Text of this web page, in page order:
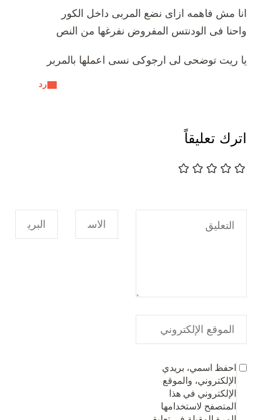
رد
انا مش فاهمه ازاى نضع المربى داخل الكور
واحنا فى الودنتس المفروض نفرغها من النص
يا ريت توضحى لى ارجوكى نسى اعملها بالمربر
اترك تعليقاً
احفظ اسمي، بريدي
الإلكتروني، والموقع
الإلكتروني في هذا
المتصفح لاستخدامها